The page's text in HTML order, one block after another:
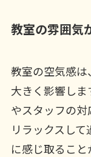
教室の雰囲気
教室の空気感
大きく影響し
やスタッフの
リラックスし
に感じ取るこ